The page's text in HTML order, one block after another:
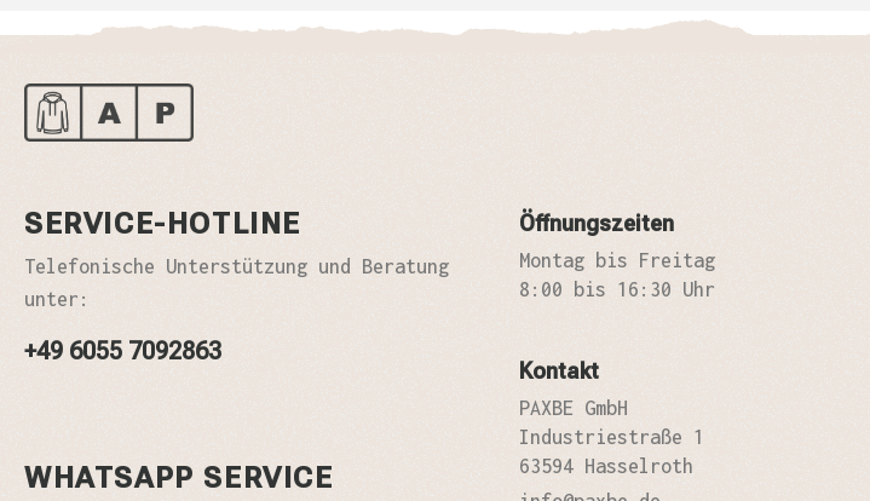
SERVICE-HOTLINE
Telefonische Unterstützung und Beratung
unter:
+49 6055 7092863
WHATSAPP SERVICE
Öffnungszeiten
Montag bis Freitag
8:00 bis 16:30 Uhr
Kontakt
PAXBE GmbH
Industriestraße 1
63594 Hasselroth